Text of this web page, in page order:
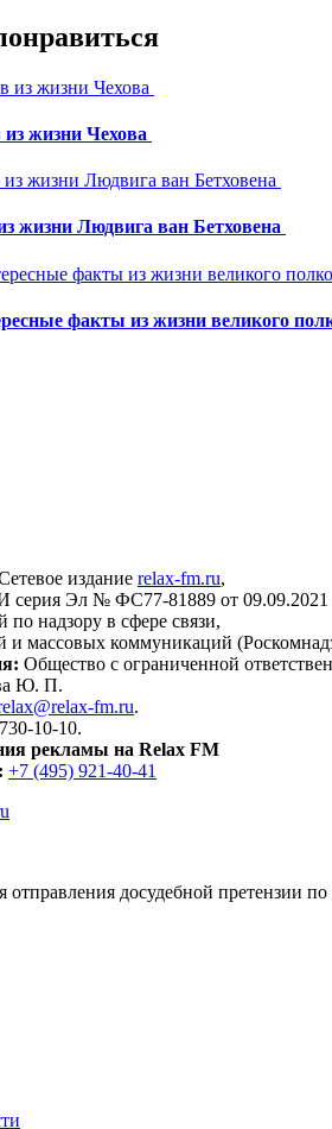
жизни Чехова
жизни Людвига ван Бетховена
факты из жизни великого
издание relax-fm.ru,
Эл № ФС77-81889 от 09.09.2021
надзору в сфере связи,
массовых коммуникаций
Общество с ограниченной
Ю. П.
fm.ru.
10-10.
рекламы на Relax FM
+7 (495) 921-40-41
отправления досудебной претензии